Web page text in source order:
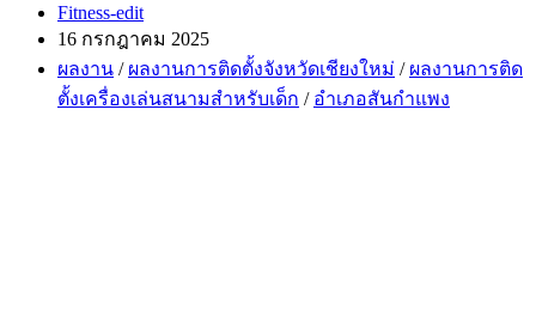
Post
author:
Fitness-edit
Post
published:
16 กรกฎาคม 2025
Post
category:
ผลงาน / ผลงานการติดตั้งจังหวัดเชียงใหม่ / ผลงานการติด
ตั้งเครื่องเล่นสนามสำหรับเด็ก / อำเภอสันกำแพง